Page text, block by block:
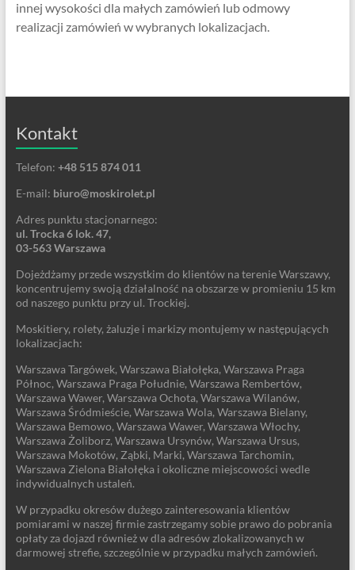
innej wysokości dla małych zamówień lub odmowy
realizacji zamówień w wybranych lokalizacjach.
Kontakt
Telefon: +48 515 874 011
E-mail: biuro@moskirolet.pl
Adres punktu stacjonarnego:
ul. Trocka 6 lok. 47,
03-563 Warszawa
Dojeżdżamy przede wszystkim do klientów na terenie Warszawy,
koncentrujemy swoją działalność na obszarze w promieniu 15 km
od naszego punktu przy ul. Trockiej.
Moskitiery, rolety, żaluzje i markizy montujemy w następujących
lokalizacjach:
Warszawa Targówek, Warszawa Białołęka, Warszawa Praga
Północ, Warszawa Praga Południe, Warszawa Rembertów,
Warszawa Wawer, Warszawa Ochota, Warszawa Wilanów,
Warszawa Śródmieście, Warszawa Wola, Warszawa Bielany,
Warszawa Bemowo, Warszawa Wawer, Warszawa Włochy,
Warszawa Żoliborz, Warszawa Ursynów, Warszawa Ursus,
Warszawa Mokotów, Ząbki, Marki, Warszawa Tarchomin,
Warszawa Zielona Białołęka i okoliczne miejscowości wedle
indywidualnych ustaleń.
W przypadku okresów dużego zainteresowania klientów
pomiarami w naszej firmie zastrzegamy sobie prawo do pobrania
opłaty za dojazd również w dla adresów zlokalizowanych w
darmowej strefie, szczególnie w przypadku małych zamówień.